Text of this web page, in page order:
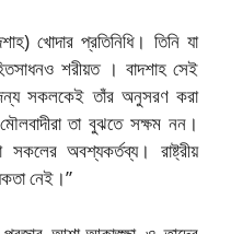
খোদার প্রতিনিধি। তিনি যা
শরীয়ত । বাদশাহ সেই
সকলকেই তাঁর অনুসরণ করা
তা বুঝতে সক্ষম নন।
অবশ্যকর্তব্য। রাষ্ট্রীয়
নেই।”